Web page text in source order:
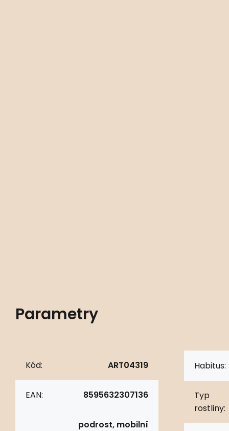
Parametry
Kód: ART04319
EAN: 8595632307136
podrost, mobilní
Habitus:
Typ
rostliny: